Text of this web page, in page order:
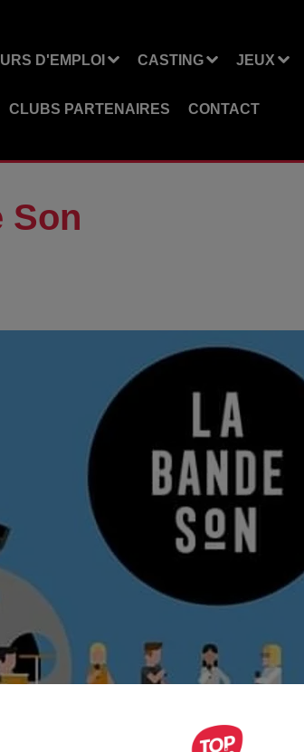
D'EMPLOI CASTING JEUX
CLUBS PARTENAIRES CONTACT
Son